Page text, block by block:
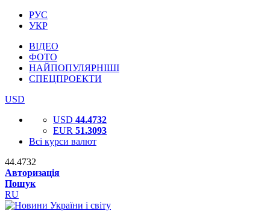
РУС
УКР
ВІДЕО
ФОТО
НАЙПОПУЛЯРНІШІ
СПЕЦПРОЕКТИ
USD
USD 44.4732
EUR 51.3093
Всі курси валют
44.4732
Авторизація
Пошук
RU